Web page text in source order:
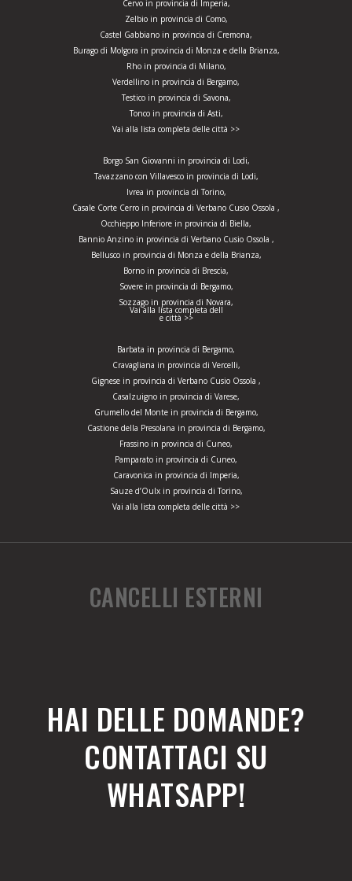
Cervo in provincia di Imperia,
Zelbio in provincia di Como,
Castel Gabbiano in provincia di Cremona,
Burago di Molgora in provincia di Monza e della Brianza,
Rho in provincia di Milano,
Verdellino in provincia di Bergamo,
Testico in provincia di Savona,
Tonco in provincia di Asti,
Vai alla lista completa delle città >>
Borgo San Giovanni in provincia di Lodi,
Tavazzano con Villavesco in provincia di Lodi,
Ivrea in provincia di Torino,
Casale Corte Cerro in provincia di Verbano Cusio Ossola ,
Occhieppo Inferiore in provincia di Biella,
Bannio Anzino in provincia di Verbano Cusio Ossola ,
Bellusco in provincia di Monza e della Brianza,
Borno in provincia di Brescia,
Sovere in provincia di Bergamo,
Sozzago in provincia di Novara,
Vai alla lista completa dell
e città >>
Barbata in provincia di Bergamo,
Cravagliana in provincia di Vercelli,
Gignese in provincia di Verbano Cusio Ossola ,
Casalzuigno in provincia di Varese,
Grumello del Monte in provincia di Bergamo,
Castione della Presolana in provincia di Bergamo,
Frassino in provincia di Cuneo,
Pamparato in provincia di Cuneo,
Caravonica in provincia di Imperia,
Sauze d’Oulx in provincia di Torino,
Vai alla lista completa delle città >>
CANCELLI ESTERNI
HAI DELLE DOMANDE?
CONTATTACI SU
WHATSAPP!